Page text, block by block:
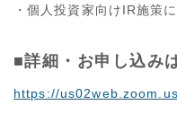
・個人投資家向けIR施策
■詳細・お申し込み
https://